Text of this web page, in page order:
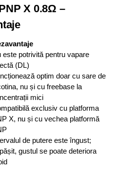
X 0.8Ω –
este potrivită pentru vapare
(DL)
optim doar cu sare de
nu și cu freebase la
mici
exclusiv cu platforma
X, nu și cu vechea platformă
de putere este îngust;
gustul se poate deteriora